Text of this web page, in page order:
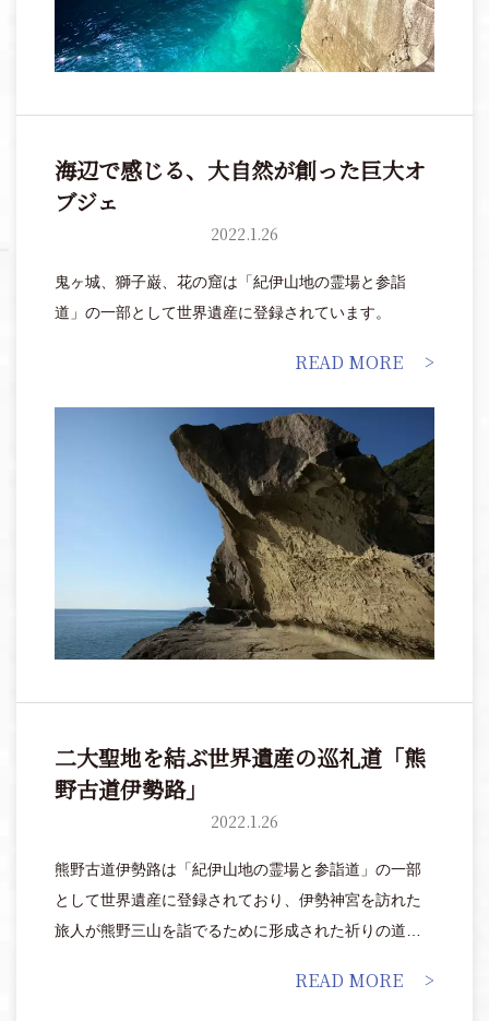
海辺で感じる、大自然が創った巨大オ
ブジェ
2022.1.26
鬼ヶ城、獅子巌、花の窟は「紀伊山地の霊場と参詣
道」の一部として世界遺産に登録されています。
READ MORE
二大聖地を結ぶ世界遺産の巡礼道「熊
野古道伊勢路」
2022.1.26
熊野古道伊勢路は「紀伊山地の霊場と参詣道」の一部
として世界遺産に登録されており、伊勢神宮を訪れた
旅人が熊野三山を詣でるために形成された祈りの道で
READ MORE